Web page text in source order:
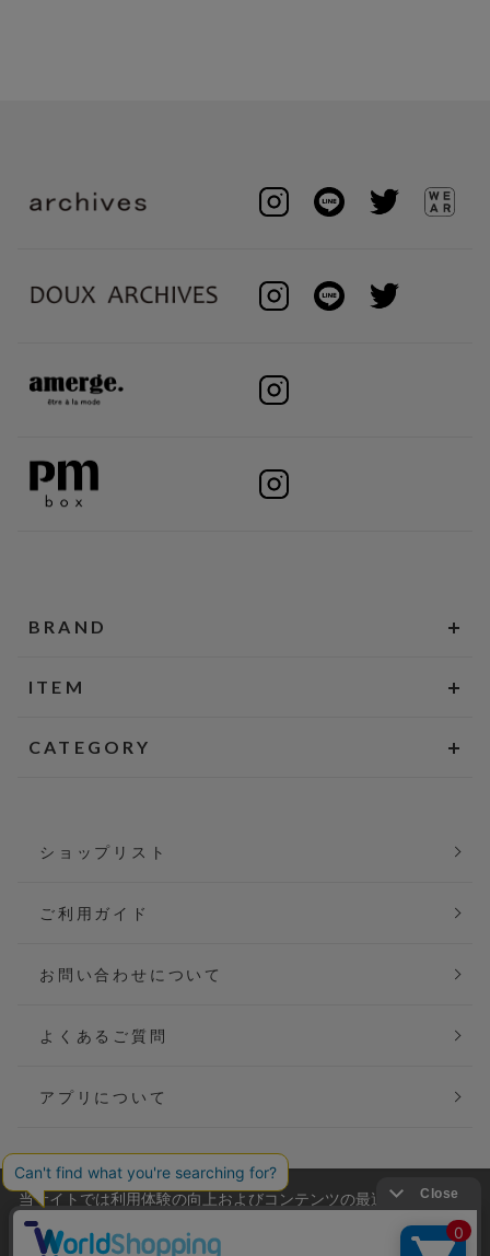
BRAND
ITEM
CATEGORY
ショップリスト
ご利用ガイド
お問い合わせについて
よくあるご質問
アプリについて
会社概要
ご利用規約
当サイトでは利用体験の向上およびコンテンツの最適な提供、ト
ラフィックの分析を目的としてCookieを使用しています。
サイトの閲覧を継続された場合、Cookieの利用に同意したことも